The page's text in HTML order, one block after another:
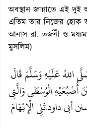
অবস্থান জান্নাতে এই দুই
এতিম তার নিজের হোক
আনাস রা. তর্জনী ও
মুসলিম)
اللهُ عَلَيْهِ وَسَلَّمَ قَالَ
أُصْبُعَيْهِ الْوُسْطَى وَالَّتِي
تَلِي الْإِبْهَامَ.أبي داود